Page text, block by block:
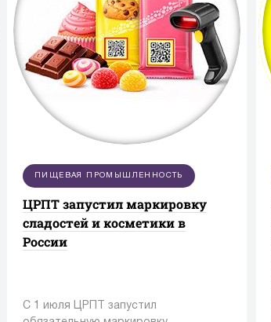
ПИЩЕВАЯ ПРОМЫШЛЕННОСТЬ
ЦРПТ запустил маркировку
сладостей и косметики в
России
С 1 июля ЦРПТ запустил